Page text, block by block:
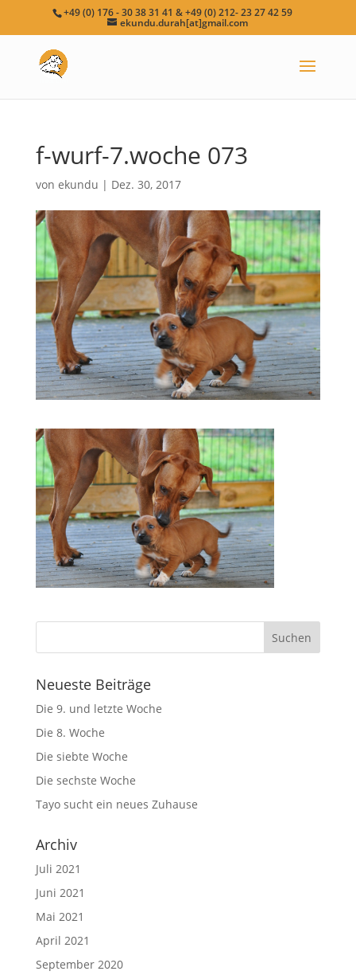
+49 (0) 176 - 30 38 31 41 & +49 (0) 212- 23 27 42 59
ekundu.durah[at]gmail.com
f-wurf-7.woche 073
von ekundu | Dez. 30, 2017
Neueste Beiträge
Die 9. und letzte Woche
Die 8. Woche
Die siebte Woche
Die sechste Woche
Tayo sucht ein neues Zuhause
Archiv
Juli 2021
Juni 2021
Mai 2021
April 2021
September 2020